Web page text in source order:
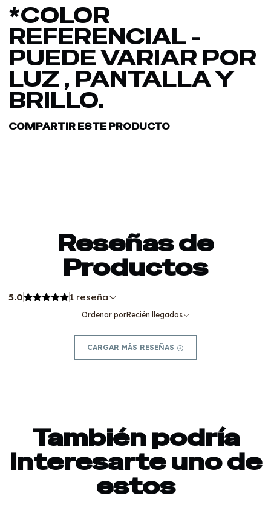
*COLOR
REFERENCIAL -
PUEDE VARIAR POR
LUZ , PANTALLA Y
BRILLO.
COMPARTIR ESTE PRODUCTO
Reseñas de
Productos
5.0 1 reseña
Ordenar porRecién llegados
CARGAR MÁS RESEÑAS
También podría
interesarte uno de
estos